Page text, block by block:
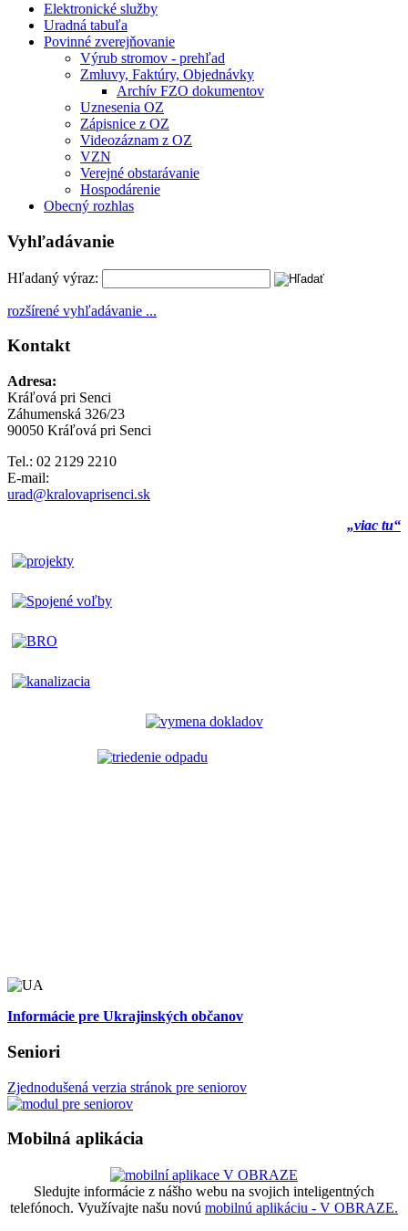
Elektronické služby
Uradná tabuľa
Povinné zverejňovanie
Výrub stromov - prehľad
Zmluvy, Faktúry, Objednávky
Archív FZO dokumentov
Uznesenia OZ
Zápisnice z OZ
Videozáznam z OZ
VZN
Verejné obstarávanie
Hospodárenie
Obecný rozhlas
Vyhľadávanie
Hľadaný výraz:
rozšírené vyhľadávanie ...
Kontakt
Adresa:
Kráľová pri Senci
Záhumenská 326/23
90050 Kráľová pri Senci
Tel.: 02 2129 2210
E-mail:
urad@kralovaprisenci.sk
„viac tu“
Informácie pre Ukrajinských občanov
Seniori
Zjednodušená verzia stránok pre seniorov
Mobilná aplikácia
Sledujte informácie z nášho webu na svojich inteligentných
telefónoch. Využívajte našu novú mobilnú aplikáciu - V OBRAZE.